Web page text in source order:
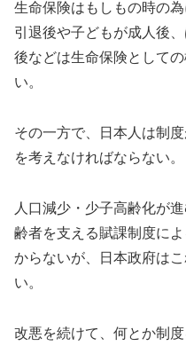
生命保険はもしもの時の
引退後や子どもが成人後
後などは生命保険として
い。
その一方で、日本人は制
を考えなければならない。
人口減少・少子高齢化が
齢者を支える賦課制度に
からないが、日本政府は
い。
改悪を続けて、何とか制